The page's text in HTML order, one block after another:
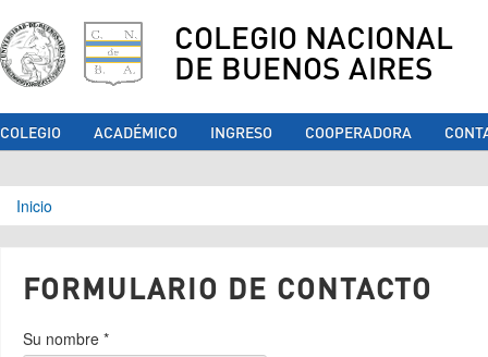
COLEGIO NACIONAL
DE BUENOS AIRES
COLEGIO ACADÉMICO INGRESO COOPERADORA
Se encuentra usted aquí
Inicio
FORMULARIO DE CONTACTO
Su nombre *